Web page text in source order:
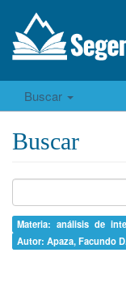
Buscar
Buscar
Materia: análisis de
Autor: Apaza, Facundo